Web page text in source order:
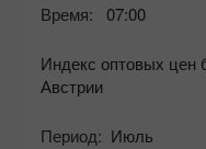
Время: 07:00
Индекс оптовых цен
Австрии
Период: Июль